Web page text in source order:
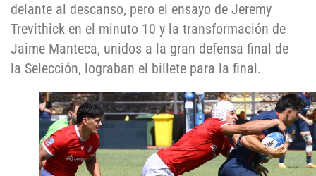
delante al descanso, pero el ensayo de Jeremy
Trevithick en el minuto 10 y la transformación de
Jaime Manteca, unidos a la gran defensa final de
la Selección, lograban el billete para la final.